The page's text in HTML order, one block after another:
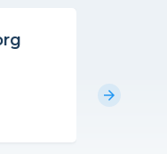
arrow_forward